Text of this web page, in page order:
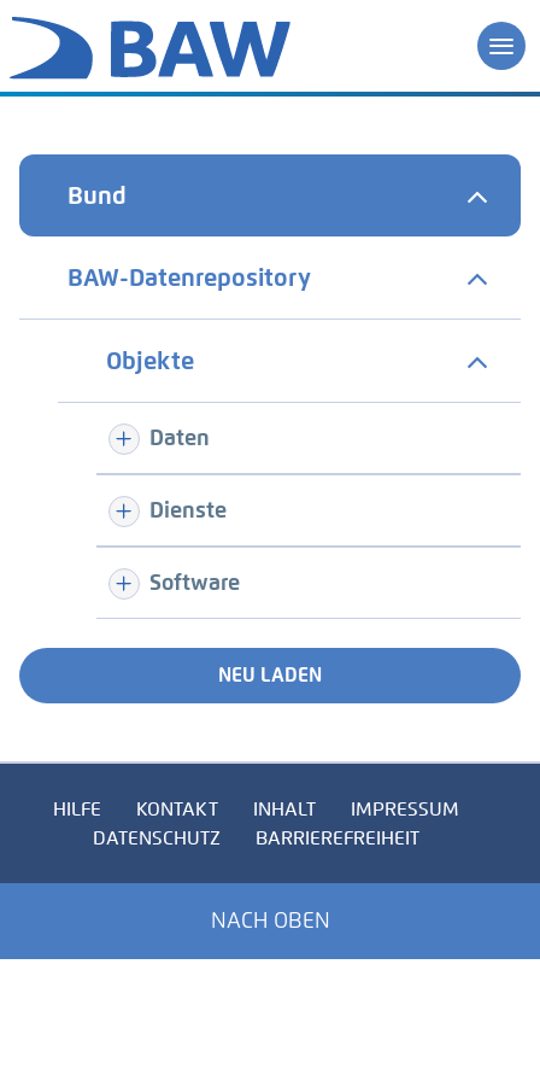
Bund
BAW-Datenrepository
Objekte
Daten
Dienste
Software
NEU LADEN
HILFE KONTAKT INHALT
IMPRESSUM
DATENSCHUTZ
BARRIEREFREIHEIT
NACH OBEN